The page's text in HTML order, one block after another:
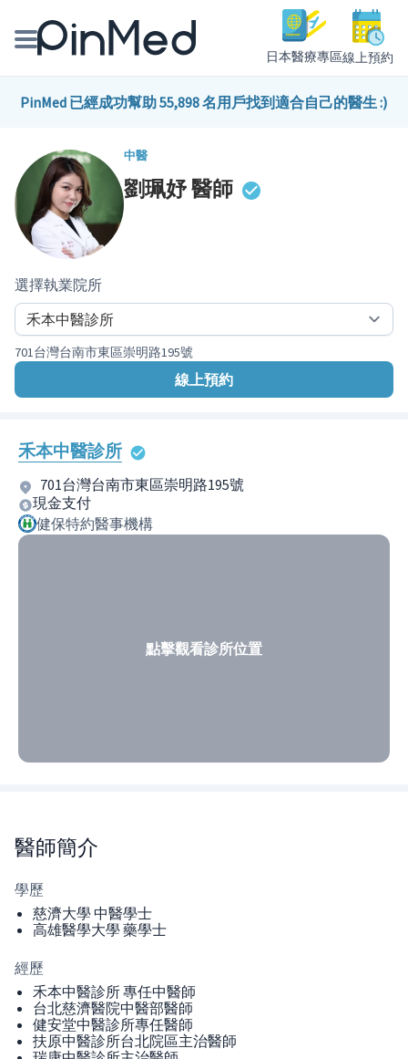
日本醫療專區線上預約
線上預約醫師、院所
醫師專欄專訪
健康主題館
PinMed 已經成功幫助 55,898 名用戶找到適合自己的醫生 :)
中醫
劉珮妤醫師
選擇執業院所
701台灣台南市東區崇明路195號
線上預約
禾本中醫診所
701台灣台南市東區崇明路195號
現金支付
健保特約醫事機構
點擊觀看診所位置
醫師簡介
學歷
慈濟大學 中醫學士
高雄醫學大學 藥學士
經歷
禾本中醫診所 專任中醫師
台北慈濟醫院中醫部醫師
健安堂中醫診所專任醫師
扶原中醫診所台北院區主治醫師